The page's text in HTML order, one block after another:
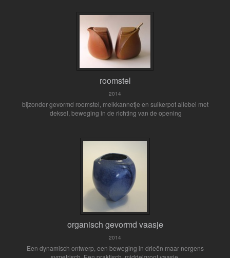
roomstel
2014
bijzonder gevormd roomstel, melkkannetje en suikerpot allebei met
deksel, beweging in de richting van de opening
organisch gevormd vaasje
2014
Een dynamisch ontwerp, een beweging in drieën maar nergens